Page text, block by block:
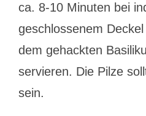
ca. 8-10 Minuten bei
geschlossenem
dem gehackten
servieren. Die Pilze
sein.